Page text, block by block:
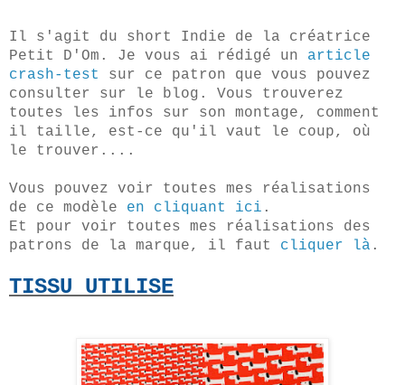
Il s'agit du short Indie de la créatrice
Petit D'Om. Je vous ai rédigé un article
crash-test
sur ce patron que vous pouvez
consulter sur le blog. Vous trouverez
toutes les infos sur son montage, comment
il taille, est-ce qu'il vaut le coup, où
le trouver....
Vous pouvez voir toutes mes réalisations
de ce modèle en cliquant ici .
Et pour voir toutes mes réalisations des
patrons de la marque, il faut cliquer là .
TISSU UTILISE